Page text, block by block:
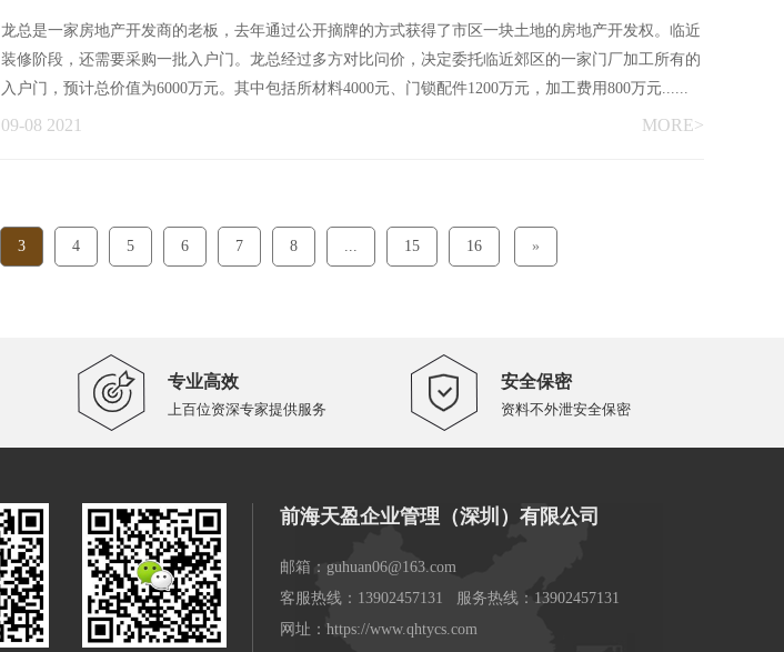
龙总是一家房地产开发商的老板，去年通过公开摘牌的方式获得了市区一块土地的房地产开发权。临近
装修阶段，还需要采购一批入户门。龙总经过多方对比问价，决定委托临近郊区的一家门厂加工所有的
入户门，预计总价值为6000万元。其中包括所材料4000元、门锁配件1200万元，加工费用800万元......
09-08 2021 MORE>
3 4 5 6 7 8 ... 15 16 »
专业高效
上百位资深专家提供服务
安全保密
资料不外泄安全保密
前海天盈企业管理（深圳）有限公司
邮箱：guhuan06@163.com
客服热线：13902457131 服务热线：13902457131
网址：https://www.qhtycs.com